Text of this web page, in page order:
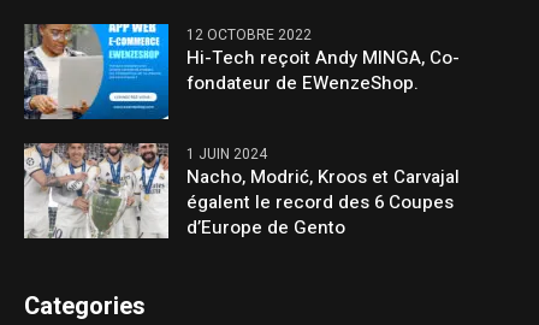
12 OCTOBRE 2022
Hi-Tech reçoit Andy MINGA, Co-
fondateur de EWenzeShop.
1 JUIN 2024
Nacho, Modrić, Kroos et Carvajal
égalent le record des 6 Coupes
d’Europe de Gento
Categories